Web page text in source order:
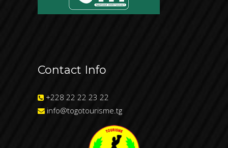
Contact Info
+228 22 22 23 22
info@togotourisme.tg